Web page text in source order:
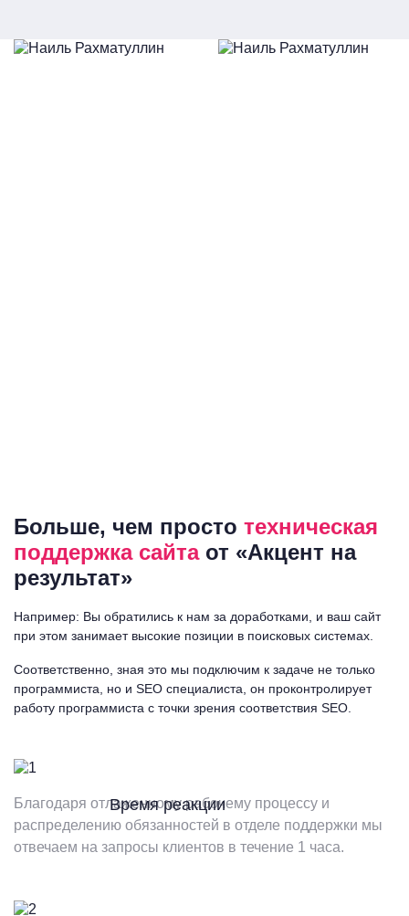
Больше, чем просто техническая
поддержка сайтаот «Акцент на
результат»
Например: Вы обратились к нам за доработками, и ваш сайт
при этом занимает высокие позиции в поисковых системах.
Соответственно, зная это мы подключим к задаче не только
программиста, но и SEO специалиста, он проконтролирует
работу программиста с точки зрения соответствия SEO.
Время реакции
Благодаря отлаженному рабочему процессу и
распределению обязанностей в отделе поддержки мы
отвечаем на запросы клиентов в течение 1 часа.